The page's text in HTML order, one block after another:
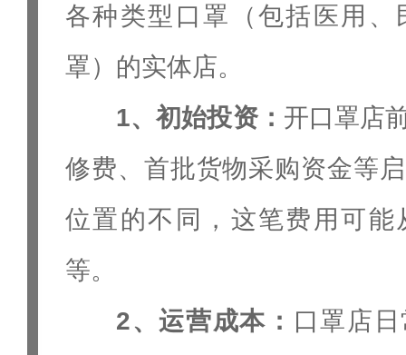
各种类型口罩（包括医用、
罩）的实体店。
1、初始投资： 开口罩店
修费、首批货物采购资金等
位置的不同，这笔费用可能
等。
2、运营成本： 口罩店